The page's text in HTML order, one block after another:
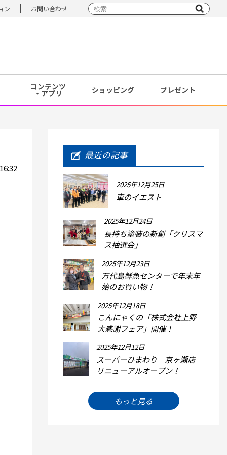
ン お問い合わせ
コンテンツ
・アプリ ショッピング プレゼント
最近の記事
2025年12月25日
車のイエスト
2025年12月24日
長持ち塗装の新創「クリスマ
ス抽選会」
2025年12月23日
万代島鮮魚センターで年末年
始のお買い物！
2025年12月18日
こんにゃくの「株式会社上野
大感謝フェア」開催！
2025年12月12日
スーパーひまわり 京ヶ瀬店
リニューアルオープン！
もっと見る